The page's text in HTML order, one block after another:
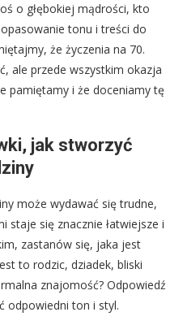
o głębokiej mądrości, kto
tonu i treści do
że życzenia na 70.
ale przede wszystkim okazja
pamiętamy i że doceniamy tę
jak stworzyć
może wydawać się trudne,
staje się znacznie łatwiejsze i
zastanów się, jaka jest
to rodzic, dziadek, bliski
znajomość? Odpowiedź
odpowiedni ton i styl.